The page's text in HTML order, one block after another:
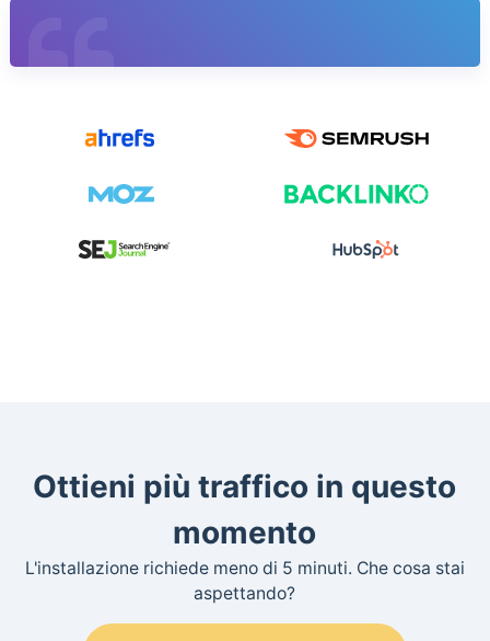
Ottieni più traffico in questo
momento
L'installazione richiede meno di 5 minuti. Che cosa stai
aspettando?